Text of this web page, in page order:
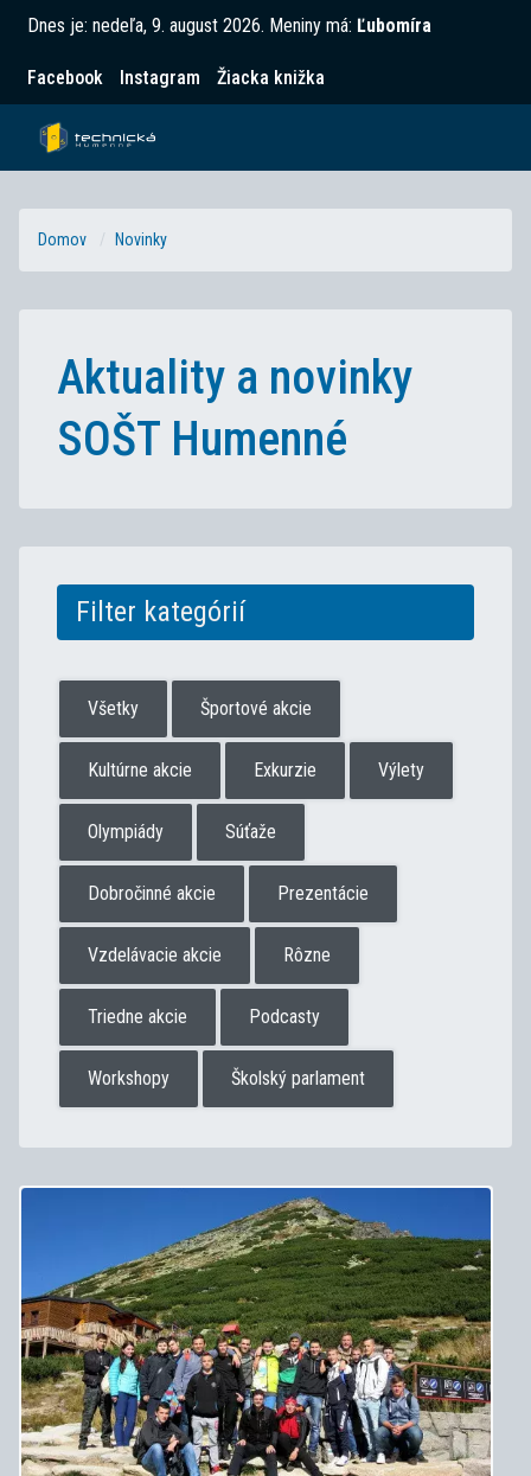
Dnes je: nedeľa, 9. august 2026. Meniny má: Ľubomíra
Facebook Instagram Žiacka knižka
Domov Novinky
Aktuality a novinky
SOŠT Humenné
Filter kategórií
Všetky Športové akcie
Kultúrne akcie Exkurzie Výlety
Olympiády Súťaže
Dobročinné akcie Prezentácie
Vzdelávacie akcie Rôzne
Triedne akcie Podcasty
Workshopy Školský parlament